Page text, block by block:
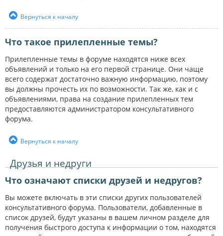
Вернуться к началу
Что такое прилепленные темы?
Прилепленные темы в форуме находятся ниже всех
объявлений и только на его первой странице. Они чаще
всего содержат достаточно важную информацию, поэтому
вы должны прочесть их по возможности. Так же, как и с
объявлениями, права на создание прилепленных тем
предоставляются администратором консультативного
форума.
Вернуться к началу
Друзья и недруги
Что означают списки друзей и недругов?
Вы можете включать в эти списки других пользователей
консультативного форума. Пользователи, добавленные в
список друзей, будут указаны в вашем личном разделе для
получения быстрого доступа к информации о том, находятся